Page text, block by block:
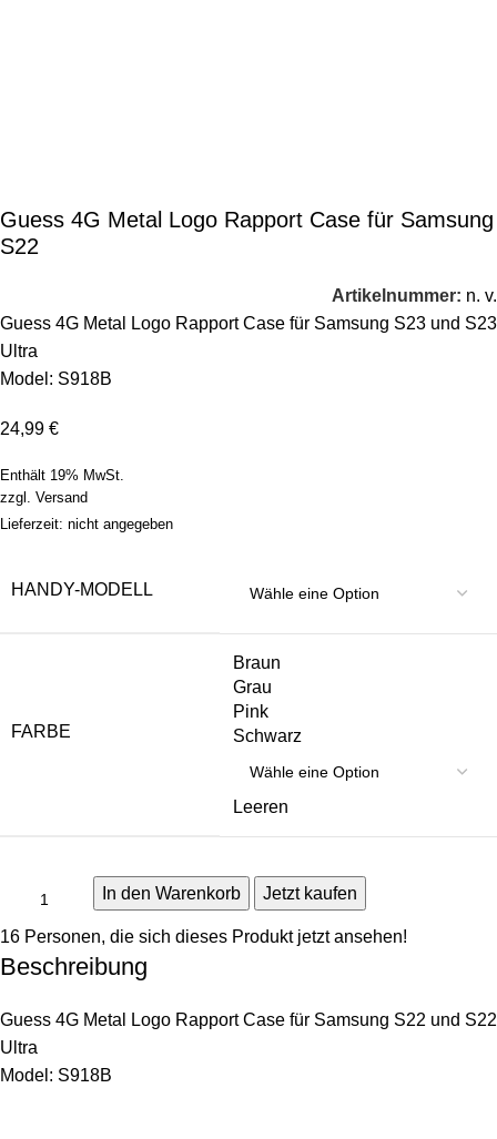
Guess 4G Metal Logo Rapport Case für Samsung
S22
Artikelnummer: n. v.
Guess 4G Metal Logo Rapport Case für Samsung S23 und S23
Ultra
Model: S918B
24,99 €
Enthält 19% MwSt.
zzgl. Versand
Lieferzeit: nicht angegeben
HANDY-MODELL
FARBE
Braun
Grau
Pink
Schwarz
Leeren
In den Warenkorb Jetzt kaufen
16 Personen, die sich dieses Produkt jetzt ansehen!
Beschreibung
Guess 4G Metal Logo Rapport Case für Samsung S22 und S22
Ultra
Model: S918B